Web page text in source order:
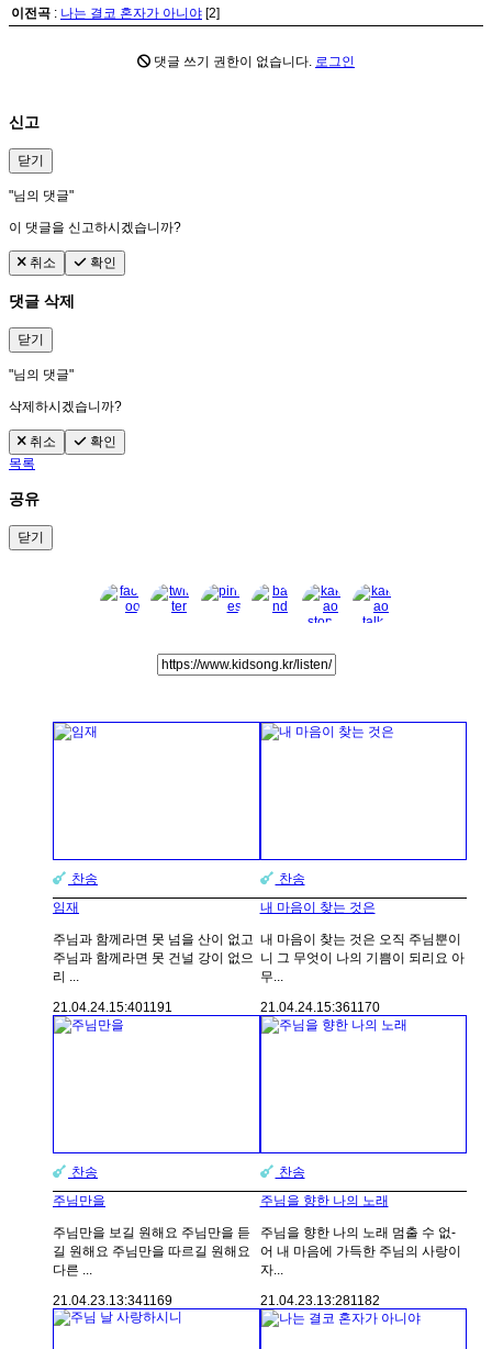
이전곡 : 나는 결코 혼자가 아니야 [2]
댓글 쓰기 권한이 없습니다. 로그인
신고
닫기
"님의 댓글"
이 댓글을 신고하시겠습니까?
취소 확인
댓글 삭제
닫기
"님의 댓글"
삭제하시겠습니까?
취소
확인
목록
공유
닫기
찬송
임재
주님과 함께라면 못 넘을 산이 없고
주님과 함께라면 못 건널 강이 없으
리 ...
21.04.24.15:401191
찬송
내 마음이 찾는 것은
내 마음이 찾는 것은 오직 주님뿐이
니 그 무엇이 나의 기쁨이 되리요 아
무...
21.04.24.15:361170
찬송
주님만을
주님만을 보길 원해요 주님만을 듣
길 원해요 주님만을 따르길 원해요
다른 ...
21.04.23. 13:341169
찬송
주님을 향한 나의 노래
주님을 향한 나의 노래 멈출 수 없-
어 내 마음에 가득한 주님의 사랑이
자...
21.04.23. 13:281182